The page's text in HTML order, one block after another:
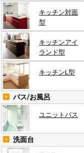
キッチン対面
型
キッチンアイ
ランド型
キッチンL型
バス/お風呂
ユニットバス
洗面台